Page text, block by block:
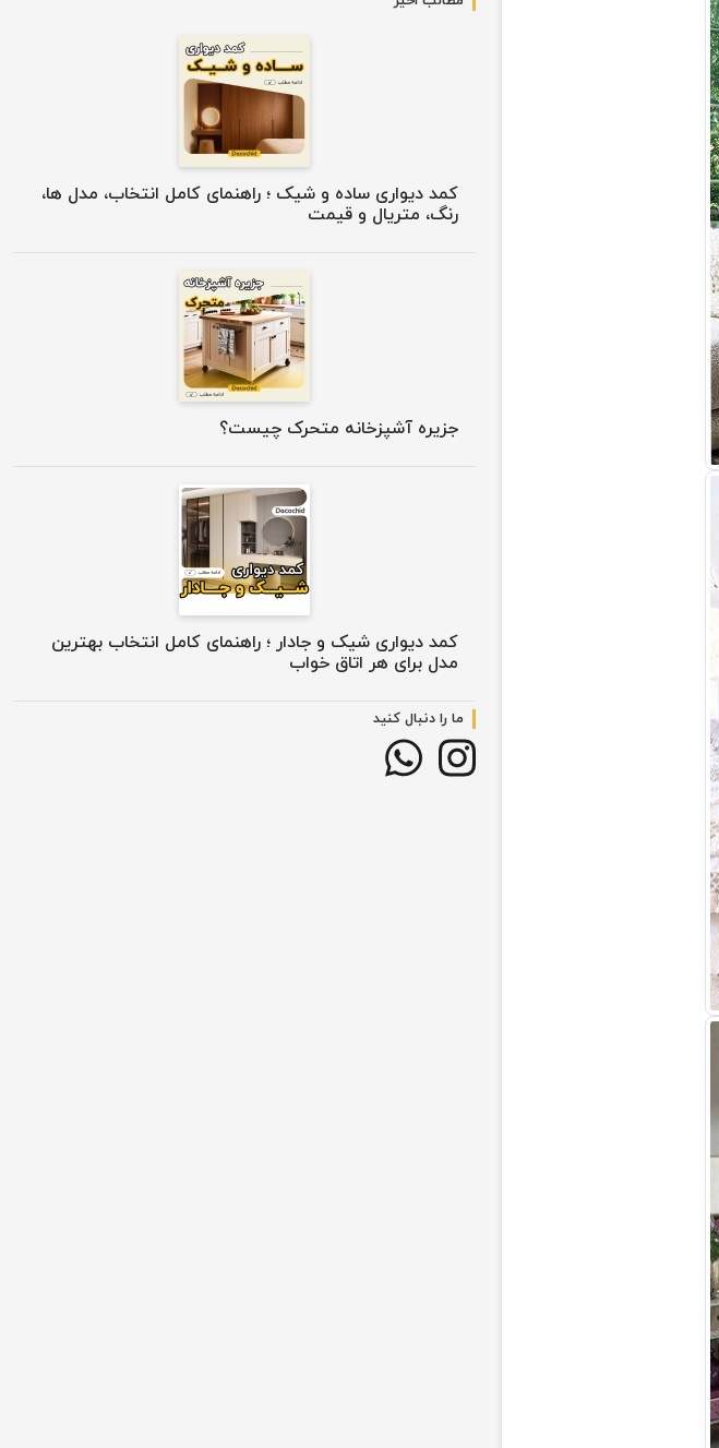
کمد دیواری ساده و شیک ؛ راهنمای کامل انتخاب، مدل ها،
رنگ، متریال و قیمت
جزیره آشپزخانه متحرک چیست؟
کمد دیواری شیک و جادار ؛ راهنمای کامل انتخاب بهترین
مدل برای هر اتاق خواب
ما را دنبال کنید